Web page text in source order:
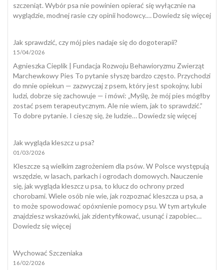
szczeniąt. Wybór psa nie powinien opierać się wyłącznie na
wyglądzie, modnej rasie czy opinii hodowcy.…Dowiedz się więcej:
Jak sprawdzić, czy mój pies nadaje się do dogoterapii?
15/04/2026
Agnieszka Cieplik | Fundacja Rozwoju Behawioryzmu Zwierząt
Marchewkowy Pies To pytanie słyszę bardzo często. Przychodzi
do mnie opiekun — zazwyczaj z psem, który jest spokojny, lubi
ludzi, dobrze się zachowuje — i mówi: „Myślę, że mój pies mógłby
zostać psem terapeutycznym. Ale nie wiem, jak to sprawdzić.”
To dobre pytanie. I cieszę się, że ludzie…Dowiedz się więcej:
pies
nadaje
do
Jak wygląda kleszcz u psa?
01/03/2026
Kleszcze są wielkim zagrożeniem dla psów. W Polsce występują
wszędzie, w lasach, parkach i ogrodach domowych. Nauczenie
się, jak wygląda kleszcz u psa, to klucz do ochrony przed
chorobami. Wiele osób nie wie, jak rozpoznać kleszcza u psa, a
to może spowodować opóxnienie pomocy psu. W tym artykule
znajdziesz wskazówki, jak zidentyfikować, usunąć i zapobiec…
Dowiedz się więcej:
kleszcz
Wychować Szczeniaka
16/02/2026